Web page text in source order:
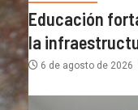
Educación
la
6 de agosto de 2026